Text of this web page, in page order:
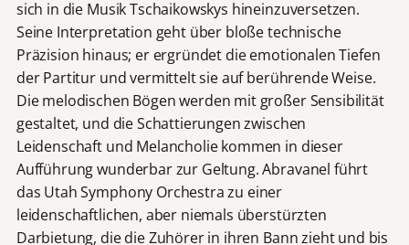
sich in die Musik Tschaikowskys hineinzuversetzen.
Seine Interpretation geht über bloße technische
Präzision hinaus; er ergründet die emotionalen Tiefen
der Partitur und vermittelt sie auf berührende Weise.
Die melodischen Bögen werden mit großer Sensibilität
gestaltet, und die Schattierungen zwischen
Leidenschaft und Melancholie kommen in dieser
Aufführung wunderbar zur Geltung. Abravanel führt
das Utah Symphony Orchestra zu einer
leidenschaftlichen, aber niemals überstürzten
Darbietung, die die Zuhörer in ihren Bann zieht und bis